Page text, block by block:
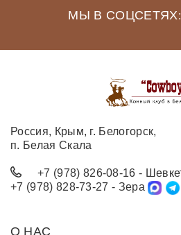
МЫ В СОЦСЕТЯХ:
Россия, Крым, г. Белогорск,
п. Белая Скала
+7 (978) 826-08-16 -
+7 (978) 828-73-27 - Зера
О НАС